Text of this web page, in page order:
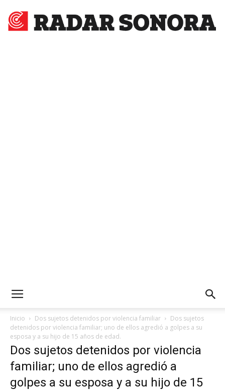
Inicio Dos sujetos detenidos por violencia familiar
Dos sujetos
detenidos por violencia familiar; uno de ellos agredió a golpes a su
esposa y a su hijo de 15 años de edad.
Dos sujetos detenidos por violencia
familiar; uno de ellos agredió a
golpes a su esposa y a su hijo de 15